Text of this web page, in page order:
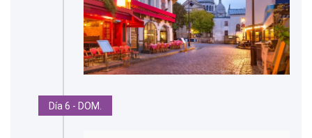
Día 6 - DOM.